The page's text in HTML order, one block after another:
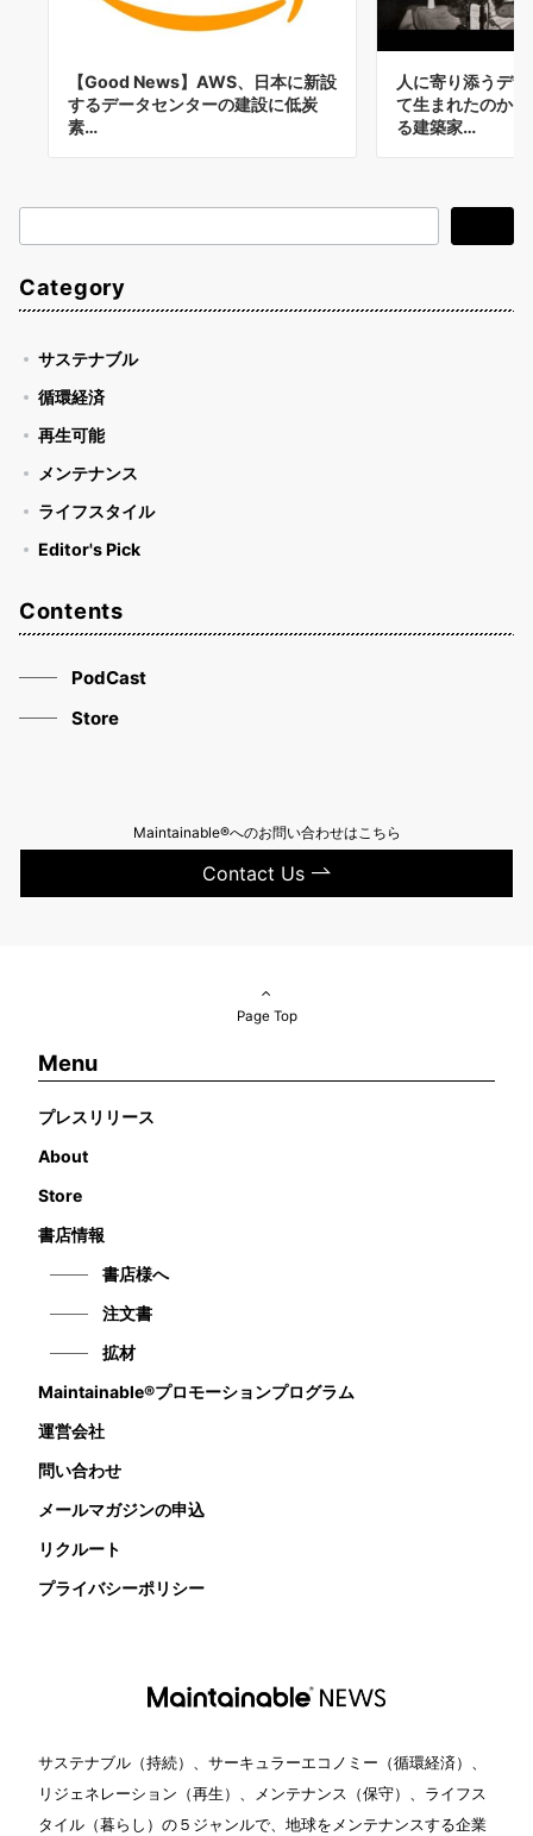
【Good News】AWS、日本に新設
するデータセンターの建設に低炭
素…
人に寄り添うデ
て生まれたのか
る建築家…
索
Category
サステナブル
循環経済
再生可能
メンテナンス
ライフスタイル
Editor's Pick
Contents
PodCast
Store
Maintainable®へのお問い合わせはこちら
Contact Us
Page Top
Menu
プレスリリース
About
Store
書店情報
書店様へ
注文書
拡材
Maintainable®プロモーションプログラム
運営会社
問い合わせ
メールマガジンの申込
リクルート
プライバシーポリシー
サステナブル（持続）、サーキュラーエコノミー（循環経済）、
リジェネレーション（再生）、メンテナンス（保守）、ライフス
タイル（暮らし）の５ジャンルで、地球をメンテナンスする企業